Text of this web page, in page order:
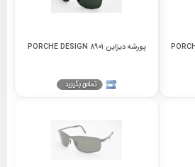
پورشه دیزاین 8901 PORCHE DESIGN